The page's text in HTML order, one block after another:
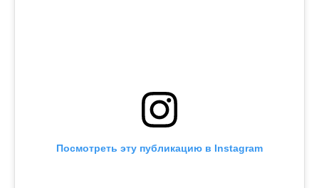
Посмотреть эту публикацию в Instagram